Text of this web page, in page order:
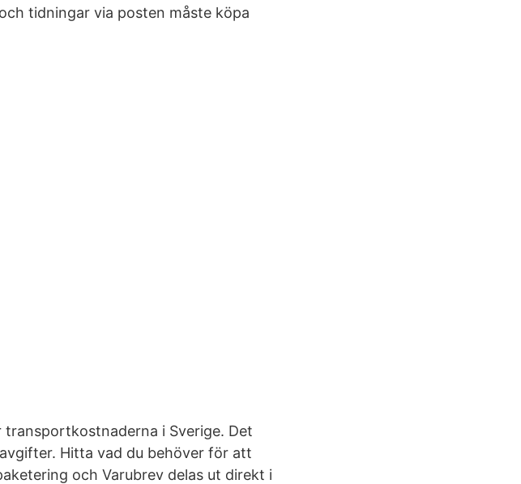
tidningar via posten måste köpa
transportkostnaderna i Sverige. Det
Hitta vad du behöver för att
och Varubrev delas ut direkt i